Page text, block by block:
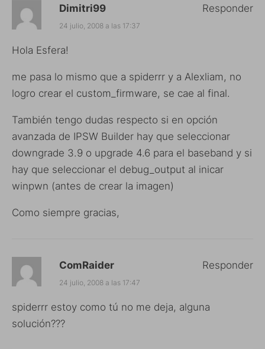
Dimitri99
24 julio, 2008 a las 17:37
Hola Esfera!
me pasa lo mismo que a spiderrr y a Alexliam, no
logro crear el custom_firmware, se cae al final.
También tengo dudas respecto si en opción
avanzada de IPSW Builder hay que seleccionar
downgrade 3.9 o upgrade 4.6 para el baseband y si
hay que seleccionar el debug_output al inicar
winpwn (antes de crear la imagen)
Como siempre gracias,
Responder
ComRaider
24 julio, 2008 a las 17:47
spiderrr estoy como tú no me deja, alguna
solución???
Responder